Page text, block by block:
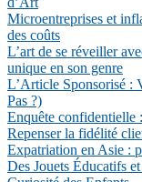
Microentreprises et
des coûts
L’art de se réveiller
unique en son genre
L’Article Sponsorisé :
Pas ?)
Enquête confidentielle
Repenser la fidélité
Expatriation en Asie :
Des Jouets Éducatifs